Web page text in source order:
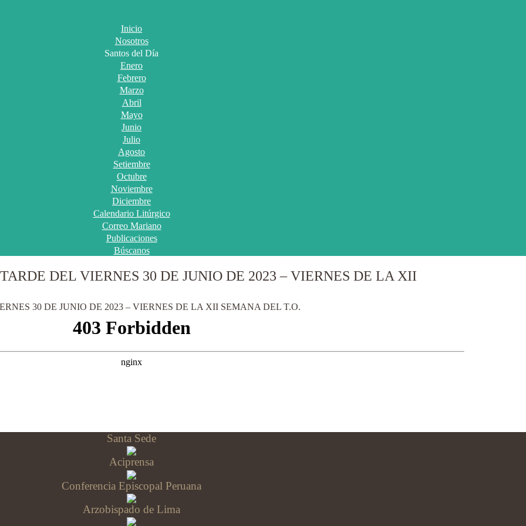
Inicio
Nosotros
Santos del Día
Enero
Febrero
Marzo
Abril
Mayo
Junio
Julio
Agosto
Setiembre
Octubre
Noviembre
Diciembre
Calendario Litúrgico
Correo Mariano
Publicaciones
Búscanos
DEL VIERNES 30 DE JUNIO DE 2023 – VIERNES DE LA XII
30 DE JUNIO DE 2023 – VIERNES DE LA XII SEMANA DEL T.O.
Santa Sede
Aciprensa
Conferencia Episcopal Peruana
Arzobispado de Lima